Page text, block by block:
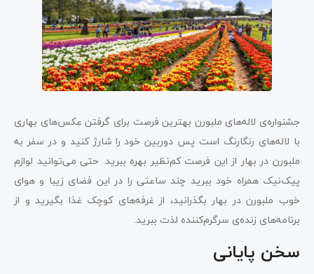
جشنواره‌ی لاله‌های ملبورن بهترین فرصت برای گرفتن عکس‌های بهاری
با لاله‌های رنگارنگ است پس دوربین خود را شارژ کنید و در سفر به
ملبورن در بهار از این فرصت کم‌نظیر بهره ببرید. حتی می‌توانید لوازم
پیک‌نیک همراه خود ببرید چند ساعتی را در این فضای زیبا و هوای
خوب ملبورن در بهار بگذرانید، از غرفه‌های کوچک غذا بگیرید و از
برنامه‌های زنده‌ی سرگرم‌کننده لذت ببرید.
سخن پایانی